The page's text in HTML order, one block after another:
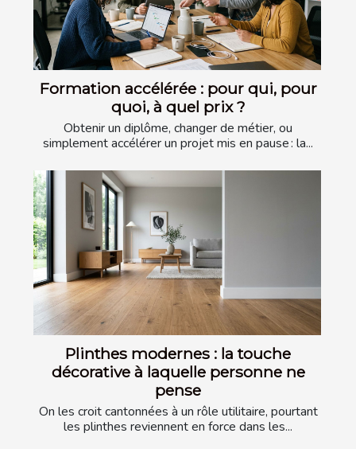
Formation accélérée : pour qui, pour
quoi, à quel prix ?
Obtenir un diplôme, changer de métier, ou
simplement accélérer un projet mis en pause : la...
Plinthes modernes : la touche
décorative à laquelle personne ne
pense
On les croit cantonnées à un rôle utilitaire, pourtant
les plinthes reviennent en force dans les...